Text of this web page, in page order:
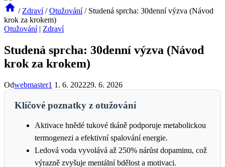
/ Zdraví / Otužování / Studená sprcha: 30denní výzva (Návod
krok za krokem)
Otužování| Zdraví
Studená sprcha: 30denní výzva (Návod
krok za krokem)
Odwebmaster1 1. 6. 202229. 6. 2026
Klíčové poznatky z otužování
Aktivace hnědé tukové tkáně podporuje metabolickou
termogenezi a efektivní spalování energie.
Ledová voda vyvolává až 250% nárůst dopaminu, což
výrazně zvyšuje mentální bdělost a motivaci.